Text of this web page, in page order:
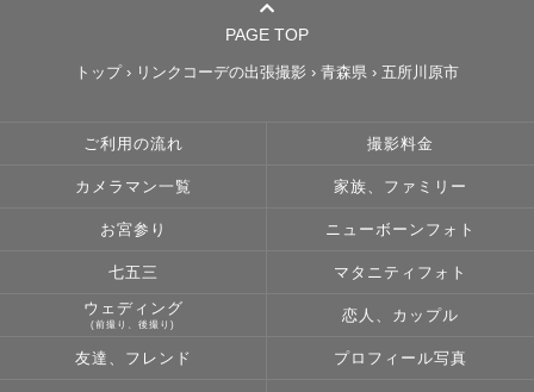
PAGE TOP
トップ › リンクコーデの出張撮影 › 青森県 › 五所川原市
ご利用の流れ 撮影料金
カメラマン一覧 家族、ファミリー
お宮参り ニューボーンフォト
七五三 マタニティフォト
ウェディング
(前撮り、後撮り)
恋人、カップル
友達、フレンド プロフィール写真